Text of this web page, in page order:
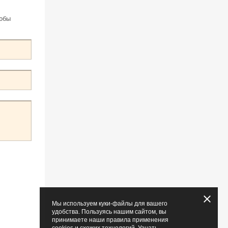
Мы используем куки-файлы для вашего
удобства. Пользуясь нашим сайтом, вы
принимаете наши правила применения